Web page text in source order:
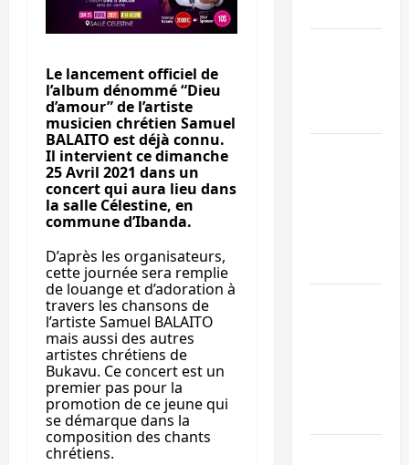
Le lancement officiel de
l’album dénommé “Dieu
d’amour” de l’artiste
musicien chrétien Samuel
BALAITO est déjà connu.
Il intervient ce dimanche
25 Avril 2021 dans un
concert qui aura lieu dans
la salle Célestine, en
commune d’Ibanda.
D’après les organisateurs,
cette journée sera remplie
de louange et d’adoration à
travers les chansons de
l’artiste Samuel BALAITO
mais aussi des autres
artistes chrétiens de
Bukavu. Ce concert est un
premier pas pour la
promotion de ce jeune qui
se démarque dans la
composition des chants
chrétiens.